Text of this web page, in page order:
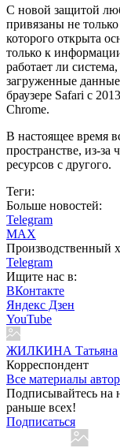
С новой защитой
привязаны не
которого открыта
только к
работает ли
загруженные
браузере Safari с
Chrome.
В настоящее время
пространстве, из-за
ресурсов с другого.
Теги:
Больше новостей:
Telegram
MAX
Производственный
Telegram
Ищите нас в:
ВКонтакте
Яндекс Дзен
YouTube
ЖИЛКИНА Татьяна
Корреспондент
Все материалы
Подписывайтесь на
раньше всех!
Подписаться